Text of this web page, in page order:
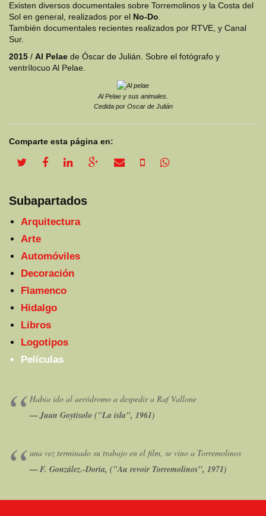
Existen diversos documentales sobre Torremolinos y la Costa del
Sol en general, realizados por el No-Do.
También documentales recientes realizados por RTVE, y Canal
Sur.
2015 / Al Pelae de Óscar de Julián. Sobre el fotógrafo y
ventrílocuo Al Pelae.
Al Pelae y sus animales.
Cedida por Oscar de Julián
Comparte esta página en:
Subapartados
Arquitectura
Arte
Automóviles
Decoración
Flamenco
Hidalgo
Libros
Logotipos
Películas
Había ido al aeródromo a despedir a Raf Vallone
Juan Goytisolo ("La isla", 1961)
una vez terminado su trabajo en el film, se vino a Torremolinos
F. González.-Doria, ("Au revoir Torremolinos", 1971)